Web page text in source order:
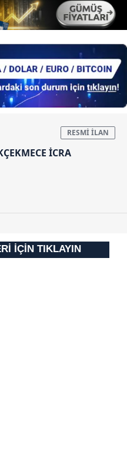
İCRA
İÇİN TIKLAYIN